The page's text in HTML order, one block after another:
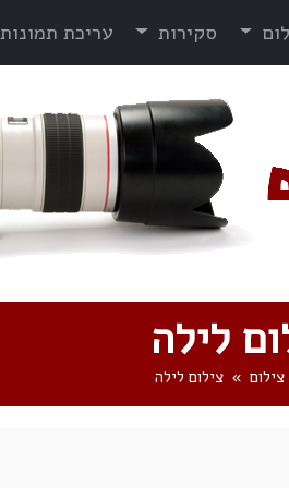
סקירות עריכת
לילה
צילום לילה